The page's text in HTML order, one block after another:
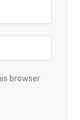
browser